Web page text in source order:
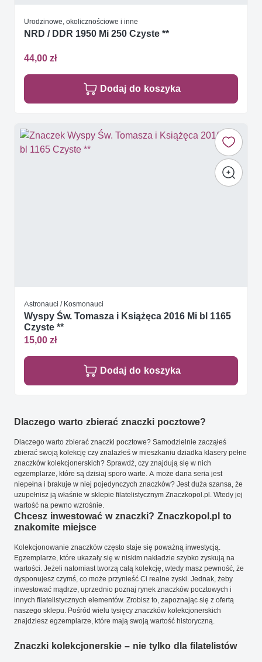
Urodzinowe, okolicznościowe i inne
NRD / DDR 1950 Mi 250 Czyste **
44,00 zł
Dodaj do koszyka
Astronauci / Kosmonauci
Wyspy Św. Tomasza i Książęca 2016 Mi bl 1165
Czyste **
15,00 zł
Dodaj do koszyka
Dlaczego warto zbierać znaczki pocztowe?
Dlaczego warto zbierać znaczki pocztowe? Samodzielnie zacząłeś
zbierać swoją kolekcję czy znalazłeś w mieszkaniu dziadka klasery pełne
znaczków kolekcjonerskich? Sprawdź, czy znajdują się w nich
egzemplarze, które są dzisiaj sporo warte. A może dana seria jest
niepełna i brakuje w niej pojedynczych znaczków? Jest duża szansa, że
uzupełnisz ją właśnie w sklepie filatelistycznym Znaczkopol.pl. Wtedy jej
wartość na pewno wzrośnie.
Chcesz inwestować w znaczki? Znaczkopol.pl to
znakomite miejsce
Kolekcjonowanie znaczków często staje się poważną inwestycją.
Egzemplarze, które ukazały się w niskim nakładzie szybko zyskują na
wartości. Jeżeli natomiast tworzą całą kolekcję, wtedy masz pewność, że
dysponujesz czymś, co może przynieść Ci realne zyski. Jednak, żeby
inwestować mądrze, uprzednio poznaj rynek znaczków pocztowych i
innych filatelistycznych elementów. Zrobisz to, zapoznając się z ofertą
naszego sklepu. Pośród wielu tysięcy znaczków kolekcjonerskich
znajdziesz egzemplarze, które mają swoją wartość historyczną.
Znaczki kolekcjonerskie – nie tylko dla filatelistów